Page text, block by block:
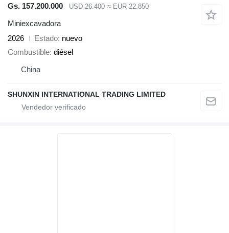
Gs. 157.200.000
USD 26.400 ≈ EUR 22.850
Miniexcavadora
2026
Estado nuevo
Combustible diésel
China
SHUNXIN INTERNATIONAL TRADING LIMITED